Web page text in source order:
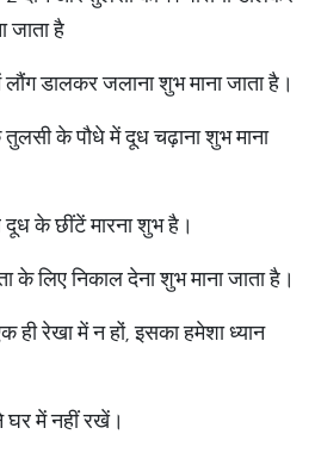
जाता है
डालकर जलाना शुभ माना जाता है।
के पौधे में दूध चढ़ाना शुभ माना
के छींटें मारना शुभ है।
के लिए निकाल देना शुभ माना जाता है।
रेखा में न हों, इसका हमेशा ध्यान
में नहीं रखें।